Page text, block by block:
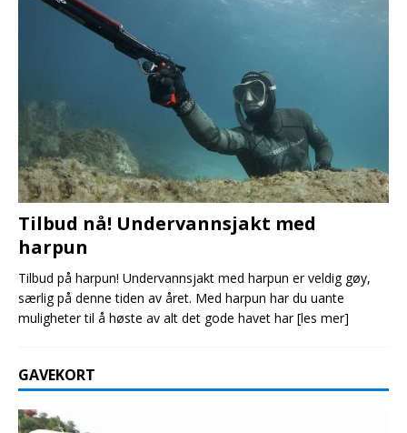
Tilbud nå! Undervannsjakt med
harpun
Tilbud på harpun! Undervannsjakt med harpun er veldig gøy,
særlig på denne tiden av året. Med harpun har du uante
muligheter til å høste av alt det gode havet har[les mer]
GAVEKORT